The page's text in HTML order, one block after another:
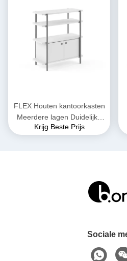
FLEX Houten kantoorkasten
Meerdere lagen Duidelijke
afsplitsing Lichte structuur
Krijg Beste Prijs
Sociale